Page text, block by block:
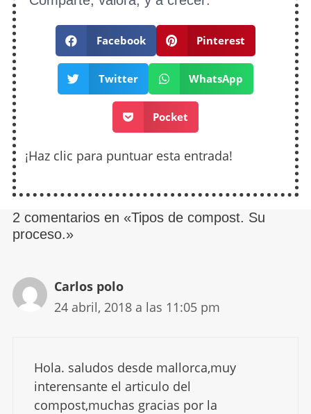
Facebook Pinterest
Twitter WhatsApp
Pocket
¡Haz clic para puntuar esta entrada!
2 comentarios en «Tipos de compost. Su
proceso.»
Carlos polo
24 abril, 2018 a las 11:05 pm
Hola. saludos desde mallorca,muy
interensante el articulo del
compost,muchas gracias por la